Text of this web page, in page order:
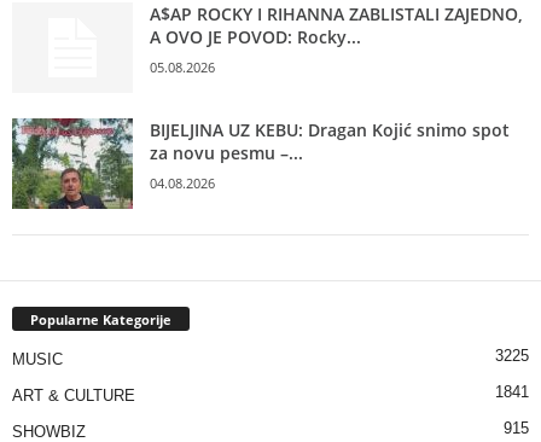
A$AP ROCKY I RIHANNA ZABLISTALI ZAJEDNO,
A OVO JE POVOD: Rocky...
05.08.2026
BIJELJINA UZ KEBU: Dragan Kojić snimo spot
za novu pesmu –...
04.08.2026
Popularne Kategorije
MUSIC 3225
ART & CULTURE 1841
SHOWBIZ 915